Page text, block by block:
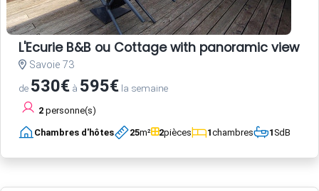
L'Ecurie B&B ou Cottage with panoramic view
Savoie 73
de 530€ à 595€ la semaine
2 personne(s)
Chambres d'hôtes 25m² 2pièces 1chambres 1SdB